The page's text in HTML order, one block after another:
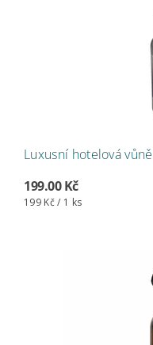
Luxusní hotelová
199.00 Kč
199 Kč / 1 ks